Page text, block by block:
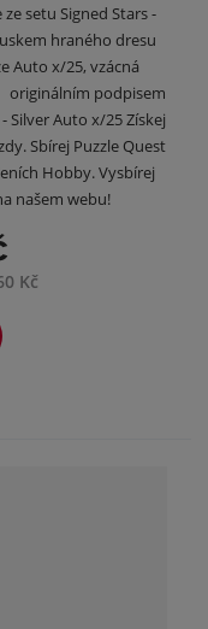
setu Signed Stars -
hraného dresu
Auto x/25, vzácná
originálním podpisem
Auto x/25 Získej
Sbírej Puzzle Quest
Hobby. Vysbírej
našem webu!
Kč